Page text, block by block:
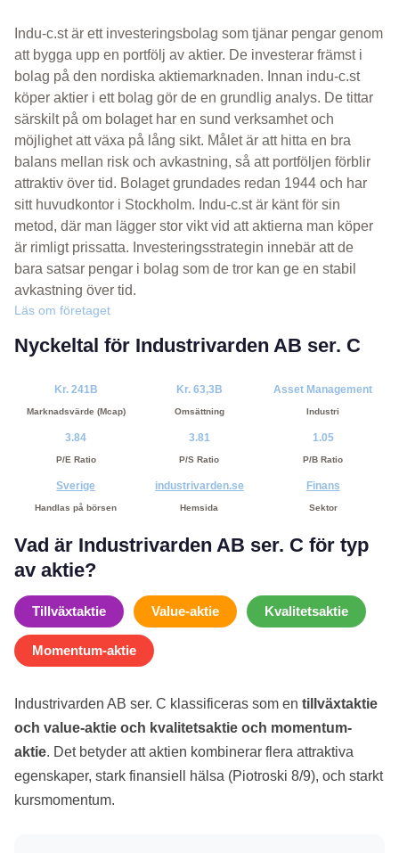
Indu-c.st är ett investeringsbolag som tjänar pengar genom
att bygga upp en portfölj av aktier. De investerar främst i
bolag på den nordiska aktiemarknaden. Innan indu-c.st
köper aktier i ett bolag gör de en grundlig analys. De tittar
särskilt på om bolaget har en sund verksamhet och
möjlighet att växa på lång sikt. Målet är att hitta en bra
balans mellan risk och avkastning, så att portföljen förblir
attraktiv över tid. Bolaget grundades redan 1944 och har
sitt huvudkontor i Stockholm. Indu-c.st är känt för sin
metod, där man lägger stor vikt vid att aktierna man köper
är rimligt prissatta. Investeringsstrategin innebär att de
bara satsar pengar i bolag som de tror kan ge en stabil
avkastning över tid.
Läs om företaget
Nyckeltal för Industrivarden AB ser. C
Kr. 241B
Marknadsvärde (Mcap)
Kr. 63,3B
Omsättning
Asset Management
Industri
3.84
P/E Ratio
3.81
P/S Ratio
1.05
P/B Ratio
Sverige
Handlas på börsen
industrivarden.se
Hemsida
Finans
Sektor
Vad är Industrivarden AB ser. C för typ
av aktie?
Tillväxtaktie Value-aktie Kvalitetsaktie
Momentum-aktie
Industrivarden AB ser. C klassificeras som en tillväxtaktie
och value-aktie och kvalitetsaktie och momentum-
aktie. Det betyder att aktien kombinerar flera attraktiva
egenskaper, stark finansiell hälsa (Piotroski 8/9), och starkt
kursmomentum.